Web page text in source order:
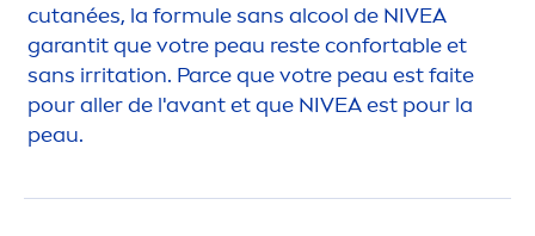
cutanées, la formule sans alcool de NIVEA
garantit que votre peau reste confortable et
sans irritation. Parce que votre peau est faite
pour aller de l'avant et que NIVEAest pour la
peau.